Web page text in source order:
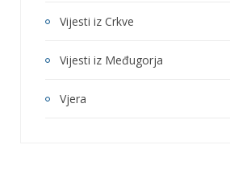
Vijesti iz Crkve
Vijesti iz Međugorja
Vjera